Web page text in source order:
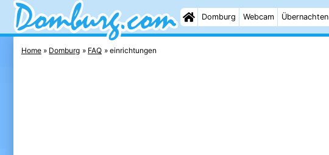
Domburg Webcam Übernachten
Home Domburg FAQ einrichtungen